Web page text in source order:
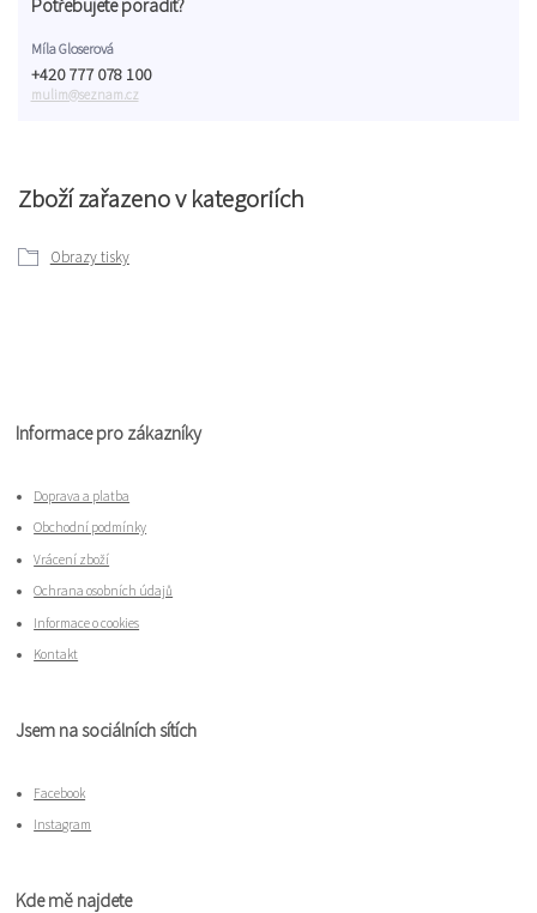
Zboží zařazeno v kategoriích
Obrazy tisky
Potřebujete poradit?
Míla Gloserová
+420 777 078 100
mulim@seznam.cz
Informace pro zákazníky
Doprava a platba
Obchodní podmínky
Vrácení zboží
Ochrana osobních údajů
Informace o cookies
Kontakt
Jsem na sociálních sítích
Facebook
Instagram
Kde mě najdete